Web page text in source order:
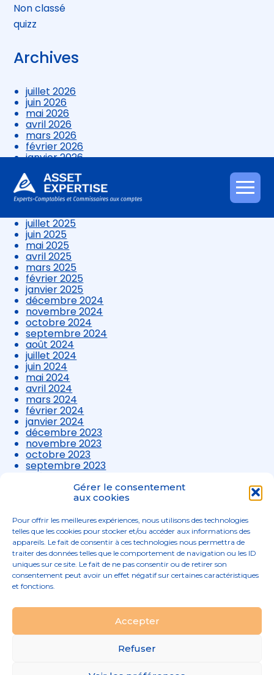
Gérer le consentement
aux cookies
Pour offrir les meilleures expériences, nous utilisons des technologies
telles que les cookies pour stocker et/ou accéder aux informations des
appareils. Le fait de consentir à ces technologies nous permettra de
traiter des données telles que le comportement de navigation ou les ID
uniques sur ce site. Le fait de ne pas consentir ou de retirer son
consentement peut avoir un effet négatif sur certaines caractéristiques
et fonctions.
Accepter
Refuser
Aller
au
Non classé
quizz
Archives
juillet 2026
juin 2026
mai 2026
avril 2026
mars 2026
février 2026
janvier 2026
novembre 2025
octobre 2025
septembre 2025
juillet 2025
juin 2025
mai 2025
avril 2025
mars 2025
février 2025
janvier 2025
décembre 2024
novembre 2024
octobre 2024
septembre 2024
août 2024
juillet 2024
juin 2024
mai 2024
avril 2024
mars 2024
février 2024
janvier 2024
décembre 2023
novembre 2023
octobre 2023
septembre 2023
août 2023
juillet 2023
avril 2023
mars 2023
Principale
02 96 52 68 68
MENTIONS LÉGALES